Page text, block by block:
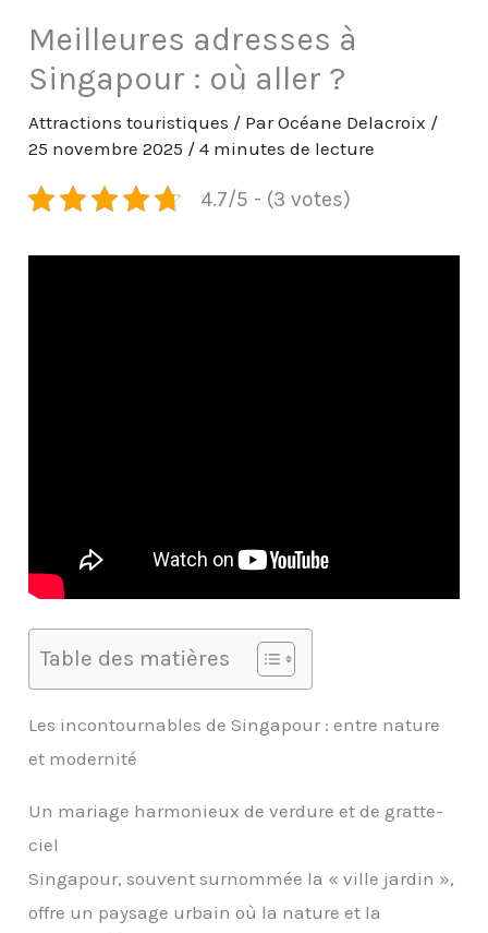
Meilleures adresses à
Singapour : où aller ?
Attractions touristiques / ParOcéane Delacroix /
25 novembre 2025 /4 minutes de lecture
4.7/5 - (3 votes)
Table des matières
Les incontournables de Singapour : entre nature
et modernité
Un mariage harmonieux de verdure et de gratte-
ciel
Singapour, souvent surnommée la « ville jardin »,
offre un paysage urbain où la nature et la